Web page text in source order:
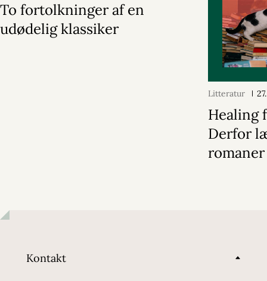
To fortolkninger af en
udødelig klassiker
Litteratur
Healing
Derfor
Kontakt